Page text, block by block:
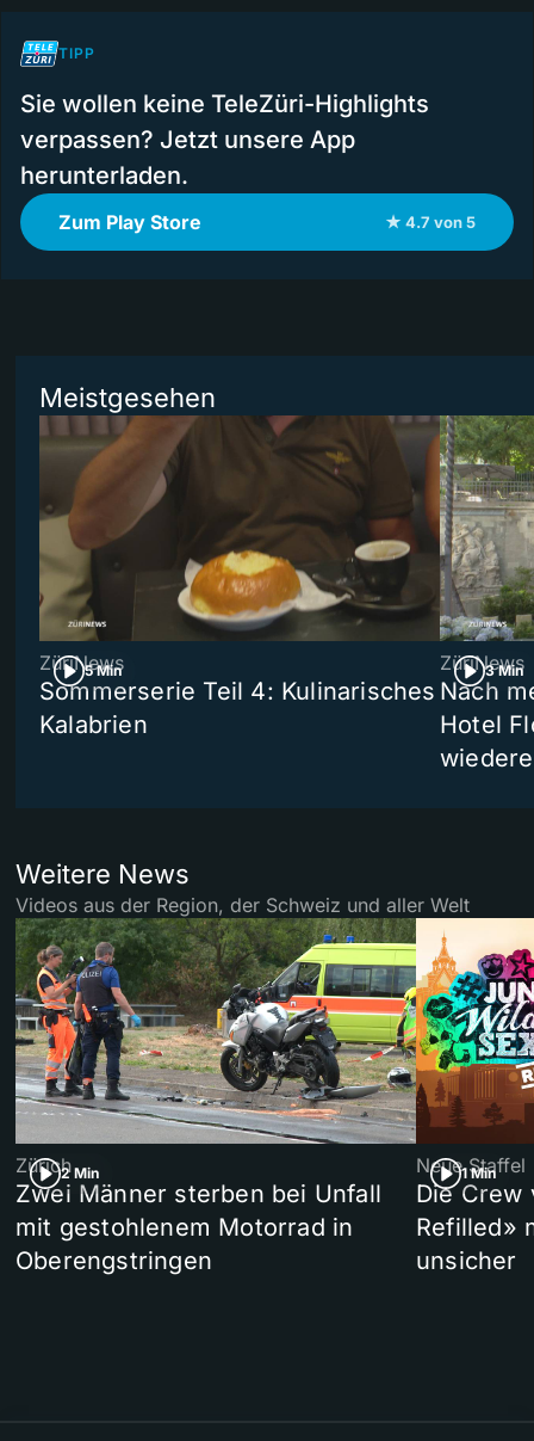
TIPP
Sie wollen keine TeleZüri-Highlights
verpassen? Jetzt unsere App
herunterladen.
Zum Play Store ★ 4.7 von 5
Meistgesehen
5 Min
ZüriNews
Sommerserie Teil 4: Kulinarisches
Kalabrien
3 Min
ZüriNews
Nach
Hotel
Weitere News
Videos aus der Region, der Schweiz und aller Welt
2 Min
Zürich
Zwei Männer sterben bei Unfall
mit gestohlenem Motorrad in
Oberengstringen
1 Min
Neue Staffel
Die Crew
Refilled»
unsicher